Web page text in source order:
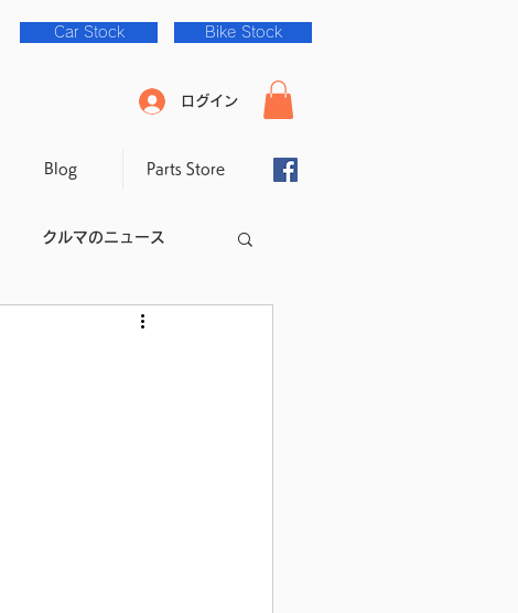
Car Stock Bike Stock
ログイン
Blog Parts Store
クルマのニュース